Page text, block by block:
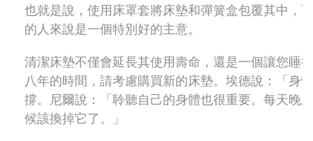
也就是說，使用床罩套將床墊和彈簧盒包覆其中，
的人來說是一個特別好的主意。
清潔床墊不僅會延長其使用壽命，還是一個讓您睡
八年的時間，請考慮購買新的床墊。埃德說：「身
撐。尼爾說：「聆聽自己的身體也很重要。每天晚
候該換掉它了。」